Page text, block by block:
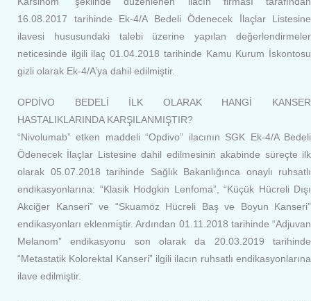
16.08.2017 tarihinde Ek-4/A Bedeli Ödenecek İlaçlar Listesine
ilavesi hususundaki talebi üzerine yapılan değerlendirmeler
neticesinde ilgili ilaç 01.04.2018 tarihinde Kamu Kurum İskontosu
gizli olarak Ek-4/A’ya dahil edilmiştir.
OPDİVO BEDELİ İLK OLARAK HANGİ KANSER
HASTALIKLARINDA KARŞILANMIŞTIR?
“Nivolumab” etken maddeli “Opdivo” ilacının SGK Ek-4/A Bedeli
Ödenecek İlaçlar Listesine dahil edilmesinin akabinde süreçte ilk
olarak 05.07.2018 tarihinde Sağlık Bakanlığınca onaylı ruhsatlı
endikasyonlarına: “Klasik Hodgkin Lenfoma”, “Küçük Hücreli Dışı
Akciğer Kanseri” ve “Skuamöz Hücreli Baş ve Boyun Kanseri”
endikasyonları eklenmiştir. Ardından 01.11.2018 tarihinde “Adjuvan
Melanom” endikasyonu son olarak da 20.03.2019 tarihinde
“Metastatik Kolorektal Kanseri” ilgili ilacın ruhsatlı endikasyonlarına
ilave edilmiştir.